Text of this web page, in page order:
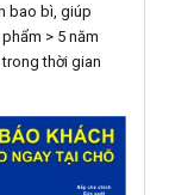
bao bì, giúp
> 5 năm
thời gian